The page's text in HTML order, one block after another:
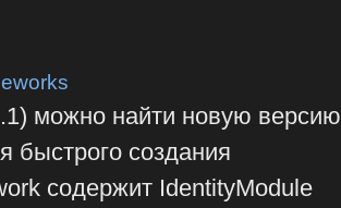
можно найти новую версию
быстрого создания
содержит IdentityModule